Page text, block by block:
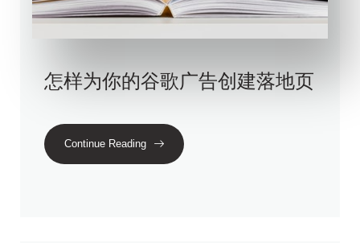
怎样为你的谷歌广告创建落地页
Continue Reading